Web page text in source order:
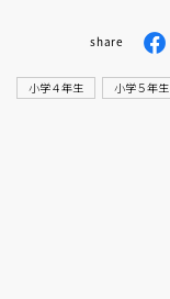
share
小学４年生 小学５年生